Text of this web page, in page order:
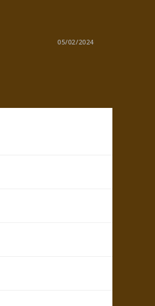
05/02/2024